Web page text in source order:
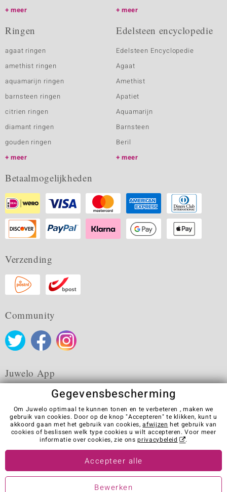
meer
meer
Ringen
agaat ringen
amethist ringen
aquamarijn ringen
barnsteen ringen
citrien ringen
diamant ringen
gouden ringen
meer
Edelsteen encyclopedie
Edelsteen Encyclopedie
Agaat
Amethist
Apatiet
Aquamarijn
Barnsteen
Beril
meer
Betaalmogelijkheden
Verzending
Community
Juwelo App
Algemene verkoopvoorwaarden Privacybeleid
Cookies
Colofon
Contact
Contract herroepen
Visit our stores in other countries:
Gegevensbescherming
Om Juwelo optimaal te kunnen tonen en te verbeteren , maken we
gebruik van cookies. Door op de knop "Accepteren" te klikken, kunt u
akkoord gaan met het gebruik van cookies,afwijzen het gebruik van
cookies of beslissen welk type cookies u wilt accepteren. Voor meer
informatie over cookies, zie onsprivacybeleid .
Accepteer alle
Bewerken